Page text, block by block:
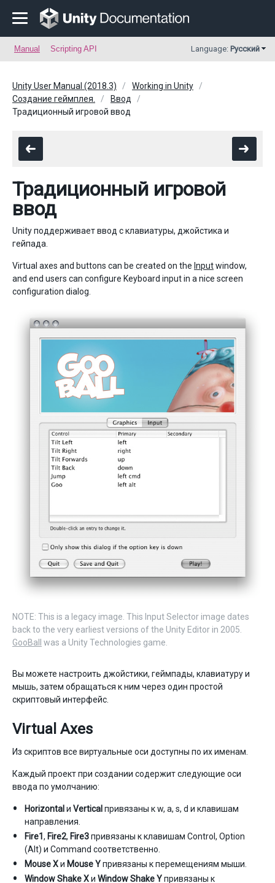
Manual Scripting API Language: Русский
Unity User Manual (2018.3)
Working in Unity
Создание геймплея.
Ввод
Традиционный игровой ввод
Традиционный игровой
ввод
Unity поддерживает ввод с клавиатуры, джойстика и
гейпада.
Virtual axes and buttons can be created on the Inputwindow,
and end users can configure Keyboard input in a nice screen
configuration dialog.
NOTE: This is a legacy image. This Input Selector image dates
back to the very earliest versions of the Unity Editor in 2005.
GooBall
was a Unity Technologies game.
Вы можете настроить джойстики, геймпады, клавиатуру и
мышь, затем обращаться к ним через один простой
скриптовый интерфейс.
Virtual Axes
Из скриптов все виртуальные оси доступны по их именам.
Каждый проект при создании содержит следующие оси
ввода по умолчанию:
Horizontal и Vertical привязаны к w, a, s, d и клавишам
направления.
Fire1 , Fire2, Fire3привязаны к клавишам Control, Option
(Alt) и Command соответственно.
Mouse Xи Mouse Yпривязаны к перемещениям мыши.
Window Shake Xи Window Shake Yпривязаны к